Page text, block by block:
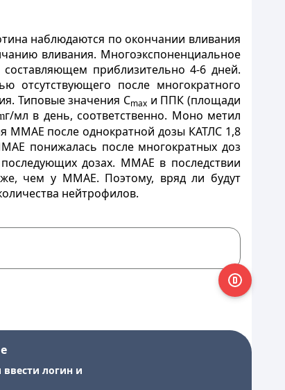
наблюдаются по окончании вливания
вливания. Многоэкспоненциальное
приблизительно 4-6 дней.
отсутствующего после многократного
Типовые значения Cmaxи ППК (площади
г/мл в день, соответственно. Моно метил
ММАЕ после однократной дозы КАТЛС 1,8
понижалась после многократных доз
дозах. ММАЕ в последствии
чем у MMAE. Поэтому, вряд ли будут
нейтрофилов.
логин и